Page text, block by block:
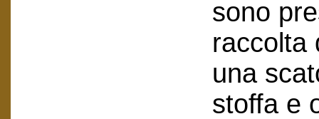
sono
raccolta
una
stoffa e